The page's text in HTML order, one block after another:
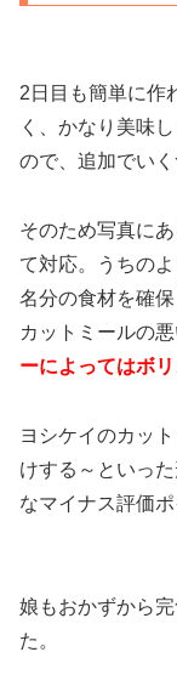
2日目も簡単に作
く、かなり美味
ので、追加でいく
そのため写真に
て対応。うちの
名分の食材を確
カットミールの
ーによってはボ
ヨシケイのカッ
けする～といっ
なマイナス評価ポ
娘もおかずから
た。